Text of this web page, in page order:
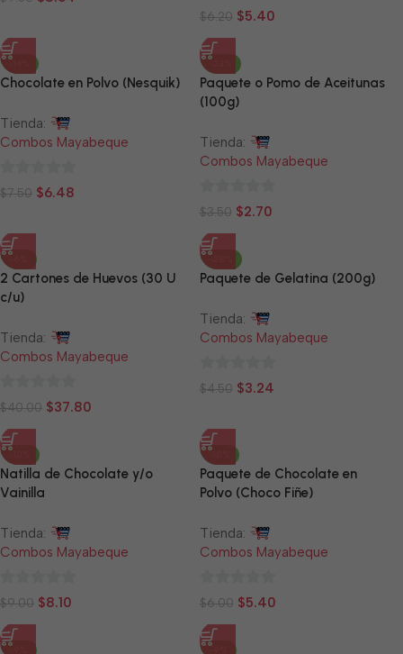
0
5
$6.20 $5.40
-14%
Chocolate en Polvo (Nesquik)
Tienda:
Combos Mayabeque
0
5
$7.50 $6.48
-23%
Paquete o Pomo de Aceitunas
(100g)
Tienda:
Combos Mayabeque
0
5
$3.50 $2.70
-6%
2 Cartones de Huevos (30 U
c/u)
Tienda:
Combos Mayabeque
0
5
$40.00 $37.80
-28%
Paquete de Gelatina (200g)
Tienda:
Combos Mayabeque
0
5
$4.50 $3.24
Natilla de Chocolate y/o
Vainilla
Tienda:
Combos Mayabeque
0
5
$9.00 $8.10
Paquete de Chocolate en
Polvo (Choco Fiñe)
Tienda:
Combos Mayabeque
0
5
$6.00 $5.40